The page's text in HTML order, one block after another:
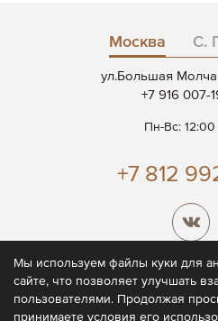
Москва С.
ул.Большая
+7 916 007-
Пн-Вс:
+7 812
Политика
Мы используем файлы куки для
сайте, что позволяет улучшать
пользователями. Продолжая
принимаете условия его